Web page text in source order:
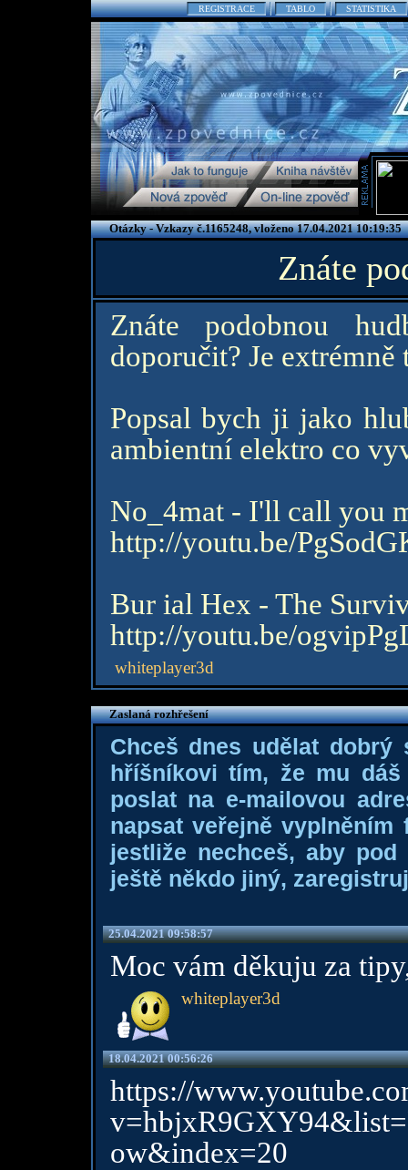
REGISTRACE TABLO STATISTIKA
Otázky - Vzkazy č.1165248, vloženo 17.04.2021 10:19:35
Znáte
Znáte podobnou
doporučit? Je
Popsal bych ji jako
ambientní elektro co
No_4mat - I'll call you
http://youtu.be/
Bur ial Hex - The
http://youtu.be/
whiteplayer3d
Zaslaná rozhřešení
Chceš dnes udělat dobrý
hříšníkovi tím, že mu
poslat na e-mailovou
napsat veřejně
jestliže nechceš, aby
ještě někdo jiný,
25.04.2021 09:58:57
Moc vám děkuju za
whiteplayer3d
18.04.2021 00:56:26
https://
ow&index=20